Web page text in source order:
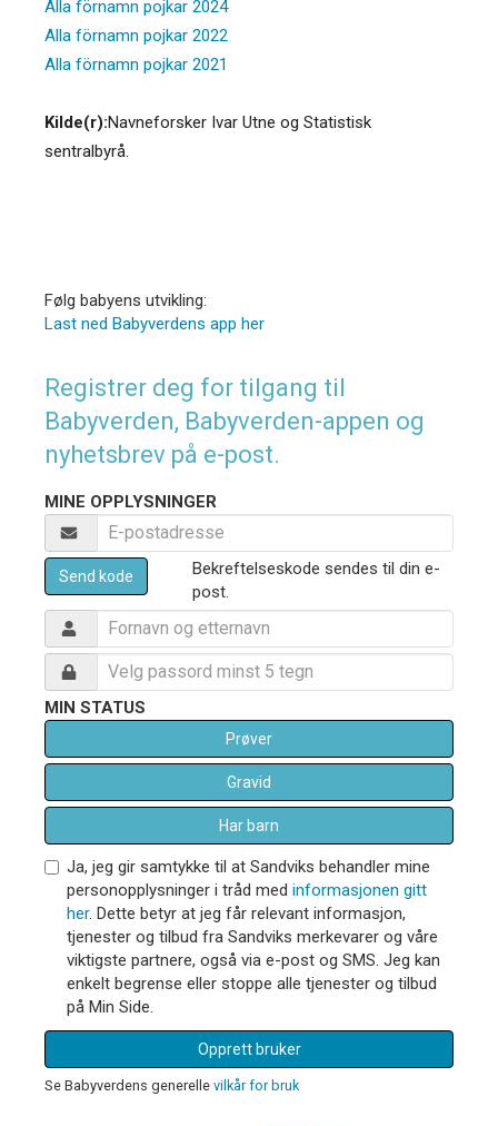
Alla förnamn pojkar 2024
Alla förnamn pojkar 2022
Alla förnamn pojkar 2021
Kilde(r):Navneforsker Ivar Utne og Statistisk
sentralbyrå.
Følg babyens utvikling:
Last ned Babyverdens app her
Registrer deg for tilgang til
Babyverden, Babyverden-appen og
nyhetsbrev på e-post.
MINE OPPLYSNINGER
Send kode
Bekreftelseskode sendes til din e-
post.
MIN STATUS
Prøver
Gravid
Har barn
Ja, jeg gir samtykke til at Sandviks behandler mine
personopplysninger i tråd med informasjonen gitt
her. Dette betyr at jeg får relevant informasjon,
tjenester og tilbud fra Sandviks merkevarer og våre
viktigste partnere, også via e-post og SMS. Jeg kan
enkelt begrense eller stoppe alle tjenester og tilbud
på Min Side.
Opprett bruker
Se Babyverdens generelle vilkår for bruk